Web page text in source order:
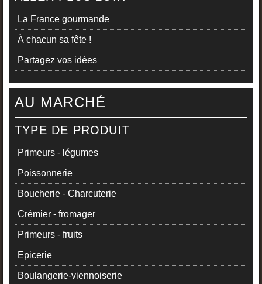
La France gourmande
À chacun sa fête !
Partagez vos idées
AU MARCHÉ
TYPE DE PRODUIT
Primeurs - légumes
Poissonnerie
Boucherie - Charcuterie
Crémier - fromager
Primeurs - fruits
Epicerie
Boulangerie-viennoiserie